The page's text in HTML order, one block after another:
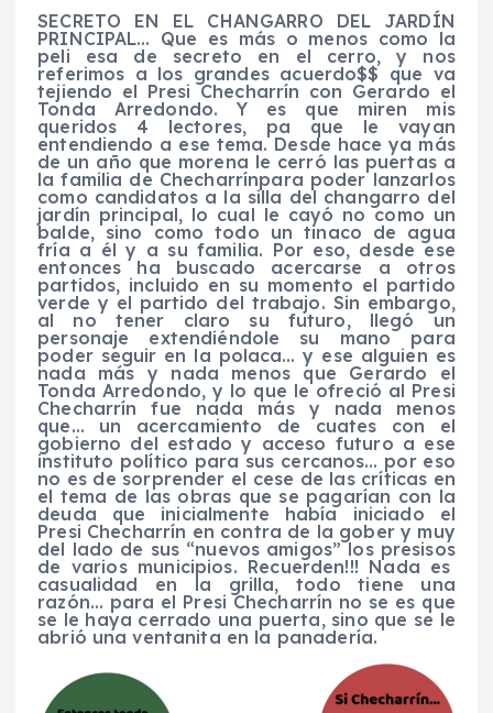
SECRETO EN EL CHANGARRO DEL JARDÍN
PRINCIPAL… Que es más o menos como la
peli esa de secreto en el cerro, y nos
referimos a los grandes acuerdo$$ que va
tejiendo el PresiChecharrín con Gerardo el
Tonda Arredondo. Y es que miren mis
queridos 4 lectores, pa que le vayan
entendiendo a ese tema. Desde hace ya más
de un año que morena le cerró las puertas a
la familia de Checharrínpara poder lanzarlos
como candidatos a la silla del changarro del
jardín principal, lo cual le cayó no como un
balde, sino como todo un tinaco de agua
fría a él y a su familia. Por eso, desde ese
entonces ha buscado acercarse a otros
partidos, incluido en su momento el partido
verde y el partido del trabajo. Sin embargo,
al no tener claro su futuro, llegó un
personaje extendiéndole su mano para
poder seguir en la polaca… y ese alguien es
nada más y nada menos que Gerardo el
Tonda Arredondo, y lo que le ofreció al Presi
Checharrín fue nada más y nada menos
que… un acercamiento de cuates con el
gobierno del estado y acceso futuro a ese
instituto político para sus cercanos… por eso
no es de sorprender el cese de las críticas en
el tema de las obras que se pagarían con la
deuda que inicialmente había iniciado el
Presi Checharrín en contra de la gobery muy
del lado de sus “nuevos amigos” los presisos
de varios municipios. Recuerden!!! Nada es
casualidad en la grilla, todo tiene una
razón… para el PresiChecharrín no se es que
se le haya cerrado una puerta, sino que se le
abrió una ventanita en la panadería.